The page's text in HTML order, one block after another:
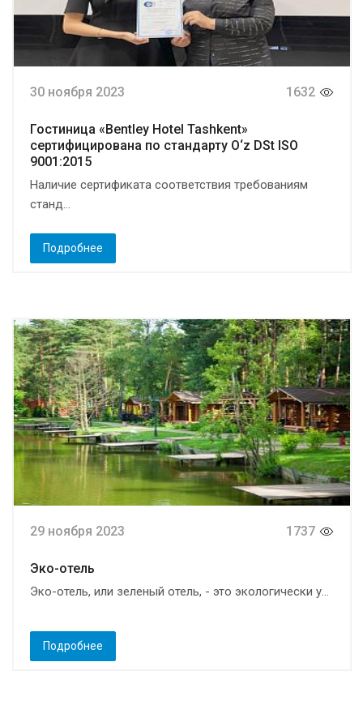
30 ноября 2023 1632
Гостиница «Bentley Hotel Tashkent»
сертифицирована по стандарту O‘z DSt ISO
9001:2015
Наличие сертификата соответствия требованиям
станд...
Подробнее
29 ноября 2023 1737
Эко-отель
Эко-отель, или зеленый отель, - это экологически у...
Подробнее